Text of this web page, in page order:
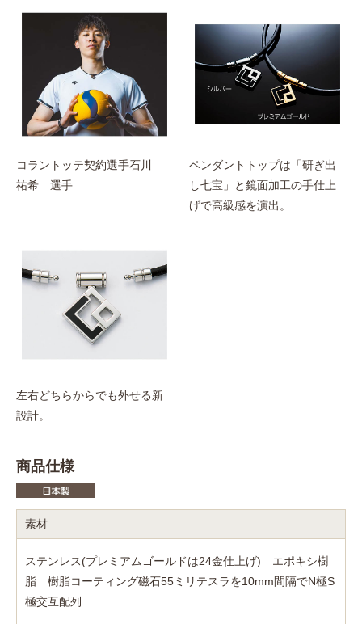
コラントッテ契約選手石川
祐希 選手
ペンダントトップは「研ぎ出
し七宝」と鏡面加工の手仕上
げで高級感を演出。
左右どちらからでも外せる新
設計。
商品仕様
素材
ステンレス(プレミアムゴールドは24金仕上げ) エポキシ樹
脂 樹脂コーティング磁石55ミリテスラを10mm間隔でN極S
極交互配列